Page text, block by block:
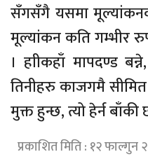
सँगसँगै यसमा
मूल्यांकन कति गम्भीर
। हाीकहाँ मापदण्ड
तिनीहरु काजगमै सीमित
मुक्त हुन्छ, त्यो हेर्न बाँकी
प्रकाशित मिति : १२